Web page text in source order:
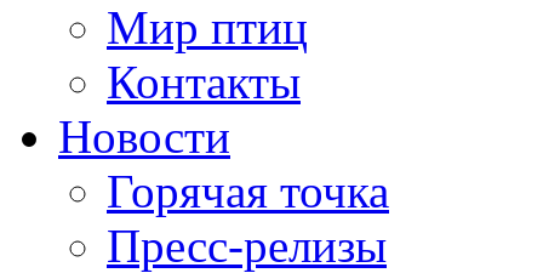
Мир птиц
Контакты
Новости
Горячая точка
Пресс-релизы